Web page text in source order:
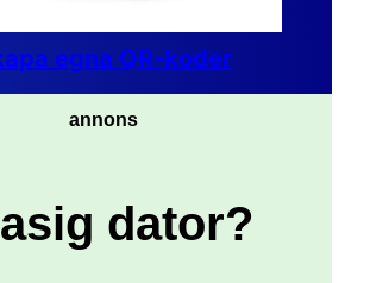
egna QR-koder
annons
dator?